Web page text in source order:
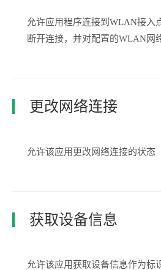
允许应用程序连接到WLAN接入
断开连接，并对配置的WLAN网
更改网络连接
允许该应用更改网络连接的状态
获取设备信息
允许该应用获取设备信息作为标